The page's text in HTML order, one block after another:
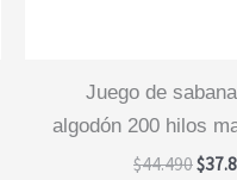
juego de sabanas 100%
algodón 200 hilos
$44.490El
$